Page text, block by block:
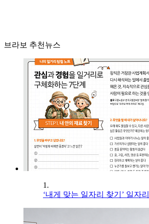
브라보 추천뉴스
1.
‘내게 맞는 일자리 찾기’ 일자